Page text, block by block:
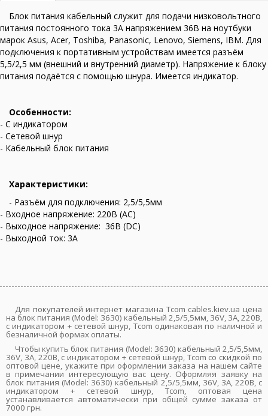
Блок питания кабельный служит для подачи низковольтного
питания постоянного тока 3А напряжением 36В на ноутбуки
марок Asus, Acer, Toshiba, Panasonic, Lenovo, Siemens, IBM. Для
подключения к портативным устройствам имеется разъём
5,5/2,5 мм (внешний и внутренний диаметр). Напряжение к блоку
питания подаётся с помощью шнура. Имеется индикатор.
Особенности:
- С индикатором
- Cетевой шнур
- Кабельный блок питания
Характеристики:
- Разъём для подключения: 2,5/5,5мм
- Входное напряжение: 220В (AC)
- Выходное напряжение: 36В (DC)
- Выходной ток: 3А
Для покупателей интернет магазина Tcom cables.kiev.ua цена
на блок питания (Model: 3630) кабельный 2,5/5,5мм, 36V, 3A, 220В,
с индикатором + сетевой шнур, Tcom одинаковая по наличной и
безналичной формах оплаты.
Чтобы купить блок питания (Model: 3630) кабельный 2,5/5,5мм,
36V, 3A, 220В, с индикатором + сетевой шнур, Tcom со скидкой по
оптовой цене, укажите при оформлении заказа на нашем сайте
в примечании интересующую вас цену. Оформляя заявку на
блок питания (Model: 3630) кабельный 2,5/5,5мм, 36V, 3A, 220В, с
индикатором + сетевой шнур, Tcom, оптовая цена
устанавливается автоматически при общей сумме заказа от
7000 грн.